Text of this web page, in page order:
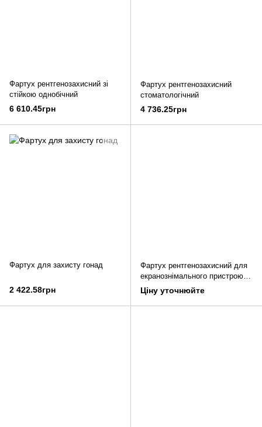
Фартух рентгенозахисний зі
стійкою однобічний
6 610.45грн
Фартух рентгенозахисний
стоматологічний
4 736.25грн
Фартух для захисту гонад
2 422.58грн
Фартух рентгенозахисний для
екранознімального пристрою
для РДК
Ціну уточнюйте